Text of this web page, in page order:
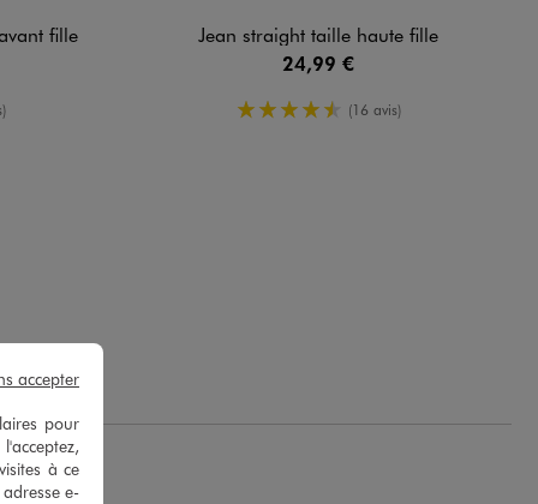
fille
Jean straight taille haute fille
24,99 €
4.5/5 de moyenne
(16 avis)
pour
à ce
e-
accepter